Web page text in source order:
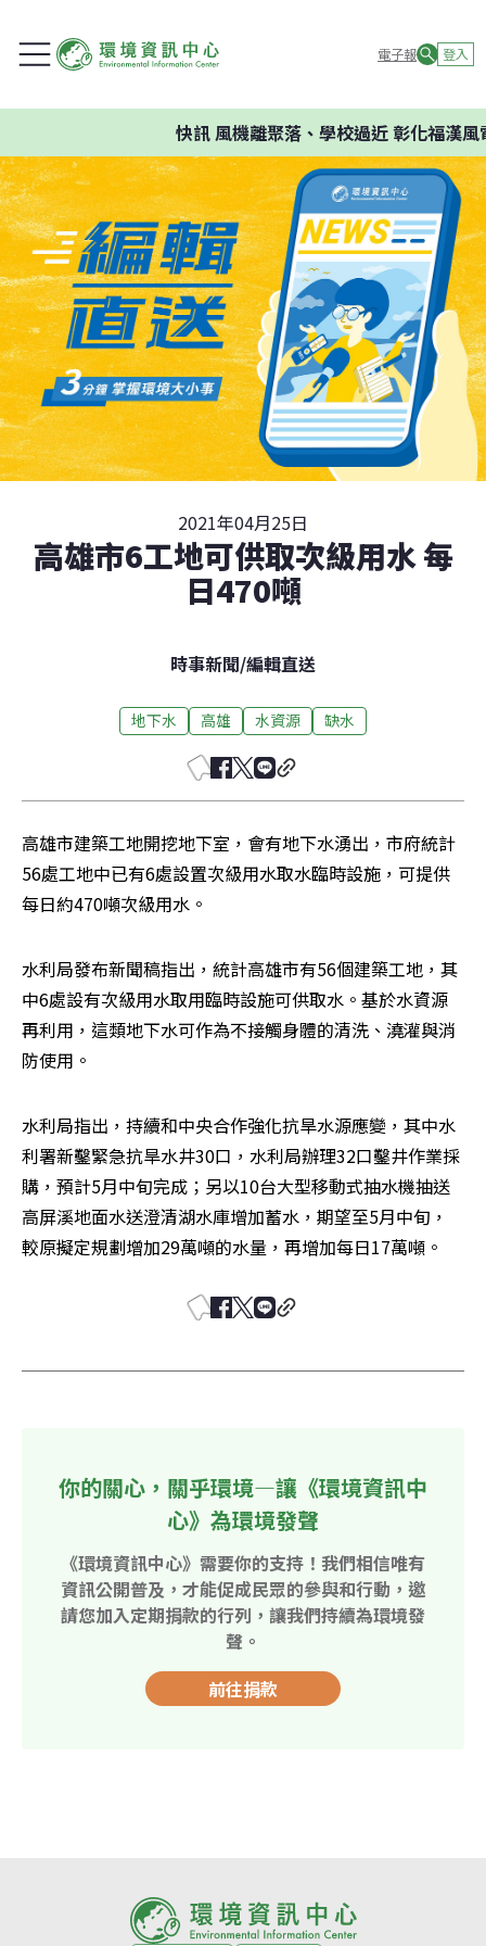
電子報 登入
快訊風機離聚落、學校過近 彰化福漢風
2021年04月25日
高雄市6工地可供取次級用水 每
日470噸
時事新聞/編輯直送
地下水 高雄 水資源 缺水
高雄市建築工地開挖地下室，會有地下水湧出，市府統計
56處工地中已有6處設置次級用水取水臨時設施，可提供
每日約470噸次級用水。
水利局發布新聞稿指出，統計高雄市有56個建築工地，其
中6處設有次級用水取用臨時設施可供取水。基於水資源
再利用，這類地下水可作為不接觸身體的清洗、澆灌與消
防使用。
水利局指出，持續和中央合作強化抗旱水源應變，其中水
利署新鑿緊急抗旱水井30口，水利局辦理32口鑿井作業採
購，預計5月中旬完成；另以10台大型移動式抽水機抽送
高屏溪地面水送澄清湖水庫增加蓄水，期望至5月中旬，
較原擬定規劃增加29萬噸的水量，再增加每日17萬噸。
你的關心，關乎環境—讓《環境資訊中
心》為環境發聲
《環境資訊中心》需要你的支持！我們相信唯有
資訊公開普及，才能促成民眾的參與和行動，邀
請您加入定期捐款的行列，讓我們持續為環境發
聲。
前往捐款